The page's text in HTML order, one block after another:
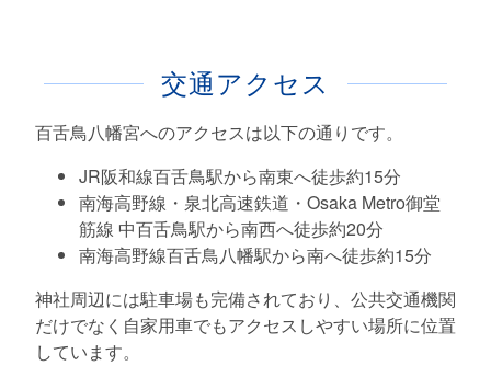
交通アクセス
百舌鳥八幡宮へのアクセスは以下の通りです。
JR阪和線百舌鳥駅から南東へ徒歩約15分
南海高野線・泉北高速鉄道・Osaka Metro御堂
筋線 中百舌鳥駅から南西へ徒歩約20分
南海高野線百舌鳥八幡駅から南へ徒歩約15分
神社周辺には駐車場も完備されており、公共交通機関
だけでなく自家用車でもアクセスしやすい場所に位置
しています。